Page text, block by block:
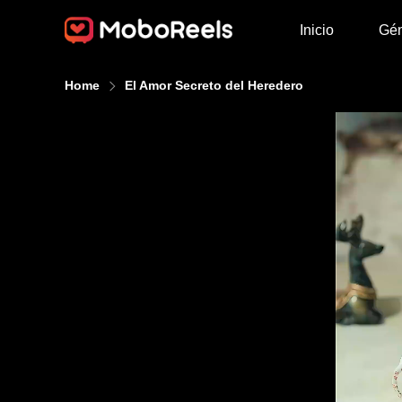
Inicio
Home El Amor Secreto del Heredero